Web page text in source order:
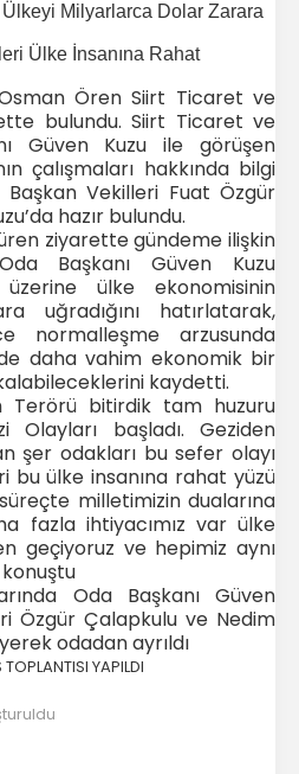
Milyarlarca Dolar Zarara
Ülke İnsanına Rahat
Ören Siirt Ticaret ve
bulundu. Siirt Ticaret ve
Güven Kuzu ile görüşen
çalışmaları hakkında bilgi
Başkan Vekilleri Fuat Özgür
hazır bulundu.
ziyarette gündeme ilişkin
Başkanı Güven Kuzu
ülke ekonomisinin
uğradığını hatırlatarak,
normalleşme arzusunda
daha vahim ekonomik bir
kaydetti.
Terörü bitirdik tam huzuru
Olayları başladı. Geziden
şer odakları bu sefer olayı
bu ülke insanına rahat yüzü
milletimizin dualarına
fazla ihtiyacımız var ülke
geçiyoruz ve hepimiz aynı
Oda Başkanı Güven
Özgür Çalapkulu ve Nedim
odadan ayrıldı
YAPILDI